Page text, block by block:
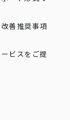
善推奨事項
ビスをご提